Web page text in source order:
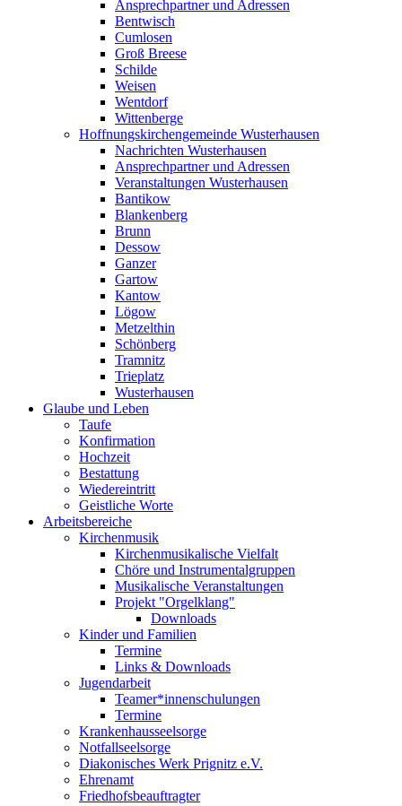
Ansprechpartner und Adressen
Bentwisch
Cumlosen
Groß Breese
Schilde
Weisen
Wentdorf
Wittenberge
Hoffnungskirchengemeinde Wusterhausen
Nachrichten Wusterhausen
Ansprechpartner und Adressen
Veranstaltungen Wusterhausen
Bantikow
Blankenberg
Brunn
Dessow
Ganzer
Gartow
Kantow
Lögow
Metzelthin
Schönberg
Tramnitz
Trieplatz
Wusterhausen
Glaube und Leben
Taufe
Konfirmation
Hochzeit
Bestattung
Wiedereintritt
Geistliche Worte
Arbeitsbereiche
Kirchenmusik
Kirchenmusikalische Vielfalt
Chöre und Instrumentalgruppen
Musikalische Veranstaltungen
Projekt "Orgelklang"
Downloads
Kinder und Familien
Termine
Links & Downloads
Jugendarbeit
Teamer*innenschulungen
Termine
Krankenhausseelsorge
Notfallseelsorge
Diakonisches Werk Prignitz e.V.
Ehrenamt
Friedhofsbeauftragter